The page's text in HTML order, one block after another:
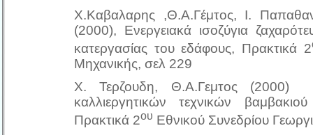
Χ.Καβαλαρης ,Θ.Α.Γέμτος, Ι.
(2000), Ενεργειακά ισοζύγια
κατεργασίας του εδάφους, Πρακτικά 2
Μηχανικής, σελ 229
Χ. Τερζουδη, Θ.Α.Γεμτος (2000)
καλλιεργητικών τεχνικών
Πρακτικά 2ου Εθνικού Συνεδρίου